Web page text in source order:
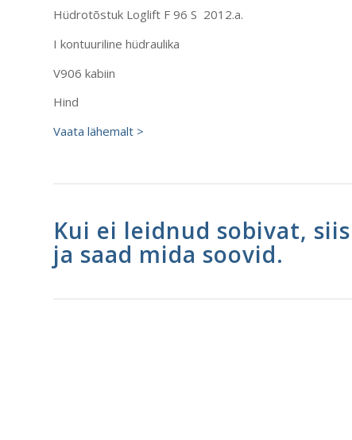
Hüdrotõstuk Loglift F 96 S 2012.a.
I kontuuriline hüdraulika
V906 kabiin
Hind
Vaata lähemalt >
Kui ei leidnud sobivat,
ja saad mida soovid.